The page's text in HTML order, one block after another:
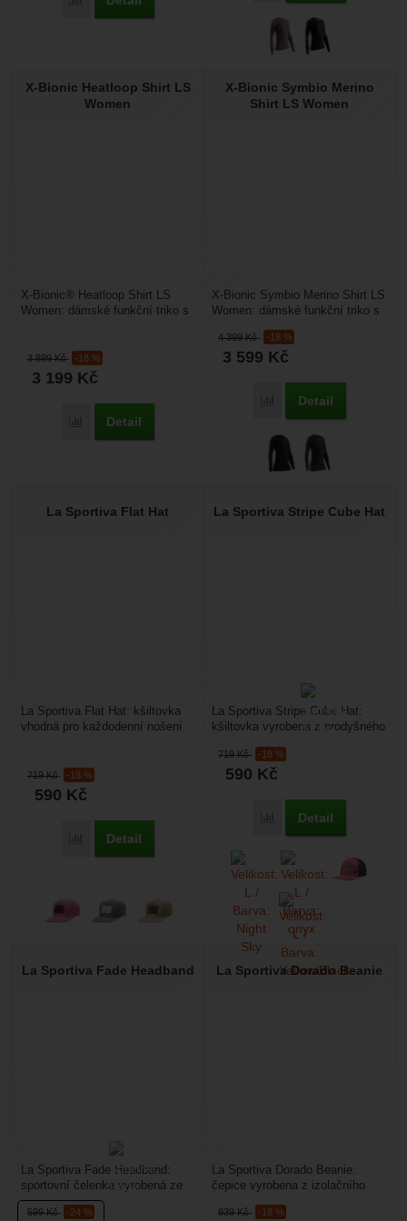
X-Bionic Heatloop Shirt LS
Women
3 899Kč -18 %
3 199 Kč
Přidat 'X-Bionic Heatloop Shirt LS Women' k porovnání
Detail
X-Bionic® Heatloop Shirt LS
Women: dámské funkční triko s
X-Bionic Symbio Merino
Shirt LS Women
4 399Kč -18 %
3 599 Kč
Přidat 'X-Bionic
Detail
X-Bionic Symbio Merino Shirt LS
Women: dámské funkční triko s
zimní sporty....
La Sportiva Flat Hat
719Kč -18 %
590 Kč
Přidat 'La Sportiva Flat Hat' k porovnání
Detail
La Sportiva Flat Hat: kšiltovka
vhodná pro každodenní nošení.
La Sportiva Stripe Cube Hat
719Kč -18 %
590 Kč
Přidat 'La Sportiva
Detail
La Sportiva Stripe Cube Hat:
kšiltovka vyrobena z prodyšného
Síťovaný materiál...
La Sportiva Fade Headband
599Kč -24 %
La Sportiva Fade Headband:
sportovní čelenka vyrobená ze
strečového materiálu, skvěle
odvádí pot. Hodí...
La Sportiva Dorado Beanie
839Kč -18 %
La Sportiva Dorado Beanie:
čepice vyrobena z izolačního
skialpinismus,...